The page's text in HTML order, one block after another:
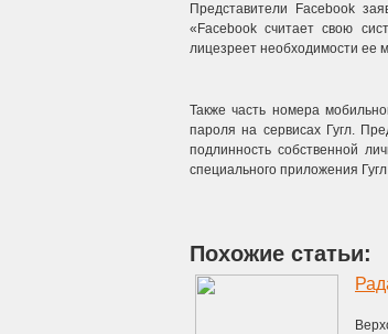
Представители Facebook
«Facebook считает свою
лицезреет необходимости ее
Также часть номера
пароля на сервисах Гугл.
подлинность собственной
специального приложения
Похожие статьи: